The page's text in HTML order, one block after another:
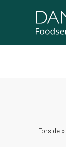
Forside »